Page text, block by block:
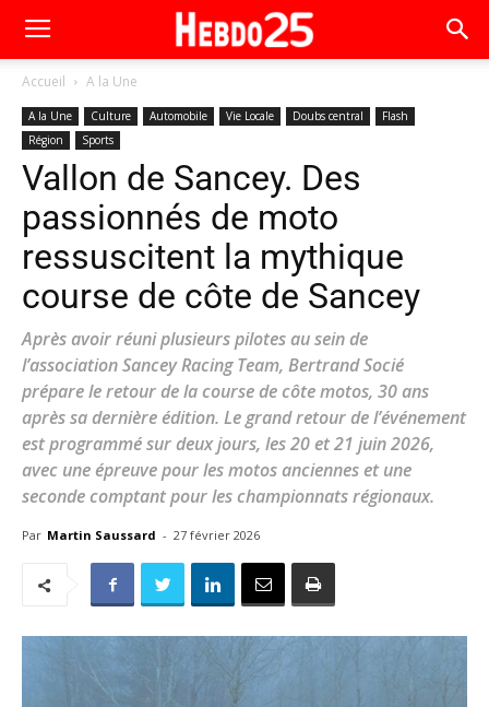
Accueil A la Une
A la Une Culture Automobile Vie Locale Doubs central
Flash
Région
Sports
Vallon de Sancey. Des
passionnés de moto
ressuscitent la mythique
course de côte de Sancey
Après avoir réuni plusieurs pilotes au sein de
l’association Sancey Racing Team, Bertrand Socié
prépare le retour de la course de côte motos, 30 ans
après sa dernière édition. Le grand retour de l’événement
est programmé sur deux jours, les 20 et 21 juin 2026,
avec une épreuve pour les motos anciennes et une
seconde comptant pour les championnats régionaux.
Par Martin Saussard - 27 février 2026